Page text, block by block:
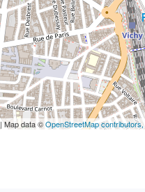
Map data ©OpenStreetMap contributors,